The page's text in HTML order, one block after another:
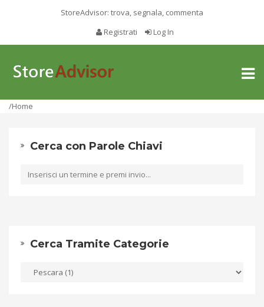
StoreAdvisor: trova, segnala, commenta
Registrati
Log In
Toggle
/Home
Cerca con Parole Chiavi
Cerca Tramite Categorie